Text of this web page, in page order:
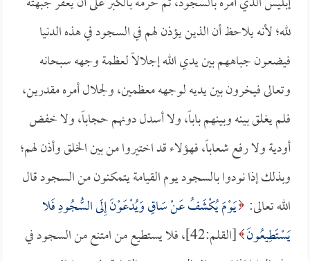
لله؛ لأنه يلاحظ أن الذين يؤذن لهم في السجود في هذه الدنيا
فيضعون جباههم بين يدي الله إجلالاً لعظمة وجهه سبحانه
وتعالى فيخرون بين يديه لوجهه معظمين، ولجلال أمره مقدرين،
فلم يغلق بينه وبينهم باباً، ولا أسدل دونهم حجاباً، ولا خفض
أودية ولا رفع شعاباً، فهؤلاء قد اختيروا من بين الخلق وأذن لهم؛
وبذلك إذا نودوا بالسجود يوم القيامة يتمكنون من السجود قال
الله تعالى: يَوْمَ يُكْشَفُ عَنْ سَاقٍ وَيُدْعَوْنَ إِلَى السُّجُودِ فَلا
يَسْتَطِيعُونَ
[القلم:42]، فلا يستطيع من امتنع من السجود في